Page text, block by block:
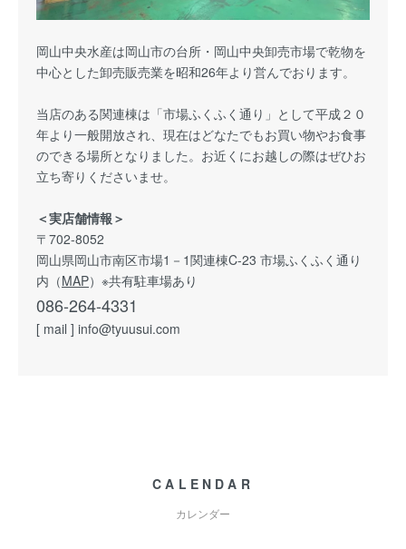
岡山中央水産は岡山市の台所・岡山中央卸売市場で乾物を
中心とした卸売販売業を昭和26年より営んでおります。
当店のある関連棟は「市場ふくふく通り」として平成２０
年より一般開放され、現在はどなたでもお買い物やお食事
のできる場所となりました。お近くにお越しの際はぜひお
立ち寄りくださいませ。
＜実店舗情報＞
〒702-8052
岡山県岡山市南区市場1－1関連棟C-23 市場ふくふく通り
内（MAP）※共有駐車場あり
086-264-4331
[ mail ] info@tyuusui.com
CALENDAR
カレンダー